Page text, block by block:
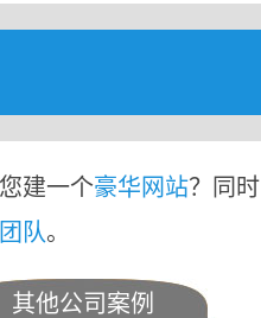
建一个豪华网站？同时
队。
其他公司案例